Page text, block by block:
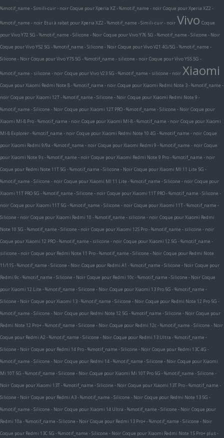
%motif_name - Simili-cuir - noir Coque pour Xperia XZ - %motif_name - noir Coque pour Xperia XZ2 -
%motif_name - noir Etui à rabat pour Xperia XZ2 - %motif_name - Simili-cuir - noir Vivo Coque
pour Vivo Y72 5G - %motif_name - Silicone - Noir Coque pour Vivo Y76 5G - %motif_name - Silicone - Noir
Coque pour Vivo Y52 5G - %motif_name - Silicone - Noir Coque pour Vivo V21 4G/5G - %motif_name -
Silicone - Noir Coque pour Vivo Y75 5G - %motif_name - silicone - noir Coque pour Vivo Y55 5G -
%motif_name - silicone - noir Coque pour Vivo V23 5G - %motif_name - silicone - noir Xiaomi
Coque pour Xiaomi Redmi Note 8 - %motif_name - noir Coque pour Xiaomi Redmi Note 3 - %motif_name -
noir Coque pour Xiaomi 12T - %motif_name - Silicone - Noir Coque pour Xiaomi Redmi Note 9 -
%motif_name - Silicone - Noir Coque pour Xiaomi 12T PRO - %motif_name - Silicone - Noir Coque pour
Xiaomi MI-8 Pro - %motif_name - noir Coque pour Xiaomi MI-8 - %motif_name - noir Coque pour Xiaomi
MI-8 Explorer - %motif_name - noir Coque pour Xiaomi Redmi Note 10 4G - %motif_name - noir Coque
pour Xiaomi Redmi 9/9a - %motif_name - noir Coque pour Xiaomi Redmi 9 - %motif_name - noir Coque
pour Xiaomi Note 9s - %motif_name - noir Coque pour Xiaomi Redmi Note 9 Pro - %motif_name - noir
Coque pour Redmi Note 11T 5G - %motif_name - Silicone - Noir Coque pour Xiaomi MI 11 Lite 5G -
%motif_name - Silicone - noir Coque pour Xiaomi MI 11 Lite - %motif_name - Silicone - noir Coque pour
Xiaomi 11T PRO 5G - %motif_name - Silicone - noir Coque pour Xiaomi 11T PRO - %motif_name - Silicone -
noir Coque pour Xiaomi 11T 5G - %motif_name - Silicone - noir Coque pour Xiaomi 11T - %motif_name -
Silicone - noir Coque pour Xiaomi Redmi 10 - %motif_name - silicone - noir Coque pour Xiaomi Redmi
Note 10 5G - %motif_name - Silicone - noir Coque pour Xiaomi 12S Pro - %motif_name - silicone - noir
Coque pour Xiaomi 12 PRO - %motif_name - silicone - noir Coque pour Xiaomi 12 5G - %motif_name -
silicone - noir Coque pour Redmi Note 11 Pro - %motif_name - Silicone - Noir Coque pour Redmi Note
11/11S - %motif_name - Silicone - Noir Coque pour Redmi A1 - %motif_name - Silicone - Noir Coque pour
Redmi 9c - %motif_name - Silicone - Noir Coque pour Redmi 10c - %motif_name - Silicone - Noir Coque
pour Xiaomi 12 Lite - %motif_name - Silicone - Noir Coque pour Xiaomi 13 Pro 5G - %motif_name -
Silicone - Noir Coque pour Xiaomi 13 - %motif_name - Silicone - Noir Coque pour Redmi Note 12 Pro 5G -
%motif_name - Silicone - Noir Coque pour Redmi Note 12 5G - %motif_name - Silicone - Noir Coque pour
Redmi Note 12 Pro+ - %motif_name - Silicone - Noir Coque pour Redmi 12c - %motif_name - Silicone - Noir
Coque pour Redmi A2 - %motif_name - Silicone - Noir Coque pour Redmi 13 Ultra - %motif_name -
Silicone - Noir Coque pour Redmi 14 Pro - %motif_name - Silicone - Noir Coque pour Redmi 13C 4G -
%motif_name - Silicone - Noir Coque pour Redmi 14 - %motif_name - Silicone - Noir Coque pour Xiaomi
Mi 10T 5G - %motif_name - Silicone - Noir Coque pour Xiaomi Mi 10T Pro 5G - %motif_name - Silicone -
Noir Coque pour Xiaomi 13T - %motif_name - Silicone - Noir Coque pour Xiaomi 13T Pro - %motif_name -
Silicone - Noir Coque pour Redmi A3 - %motif_name - Silicone - Noir Coque pour Redmi Note 13 5G -
%motif_name - Silicone - Noir Coque pour Xiaomi 14 Ultra - %motif_name - Silicone - Noir Coque pour
Redmi 10a - %motif_name - Silicone - Noir Coque pour Redmi 13 Pro+ - %motif_name - Silicone - Noir
Coque pour Redmi 13C 5G - %motif_name - Silicone - Noir Coque pour Xiaomi Redmi Note 15 Pro+ plus -